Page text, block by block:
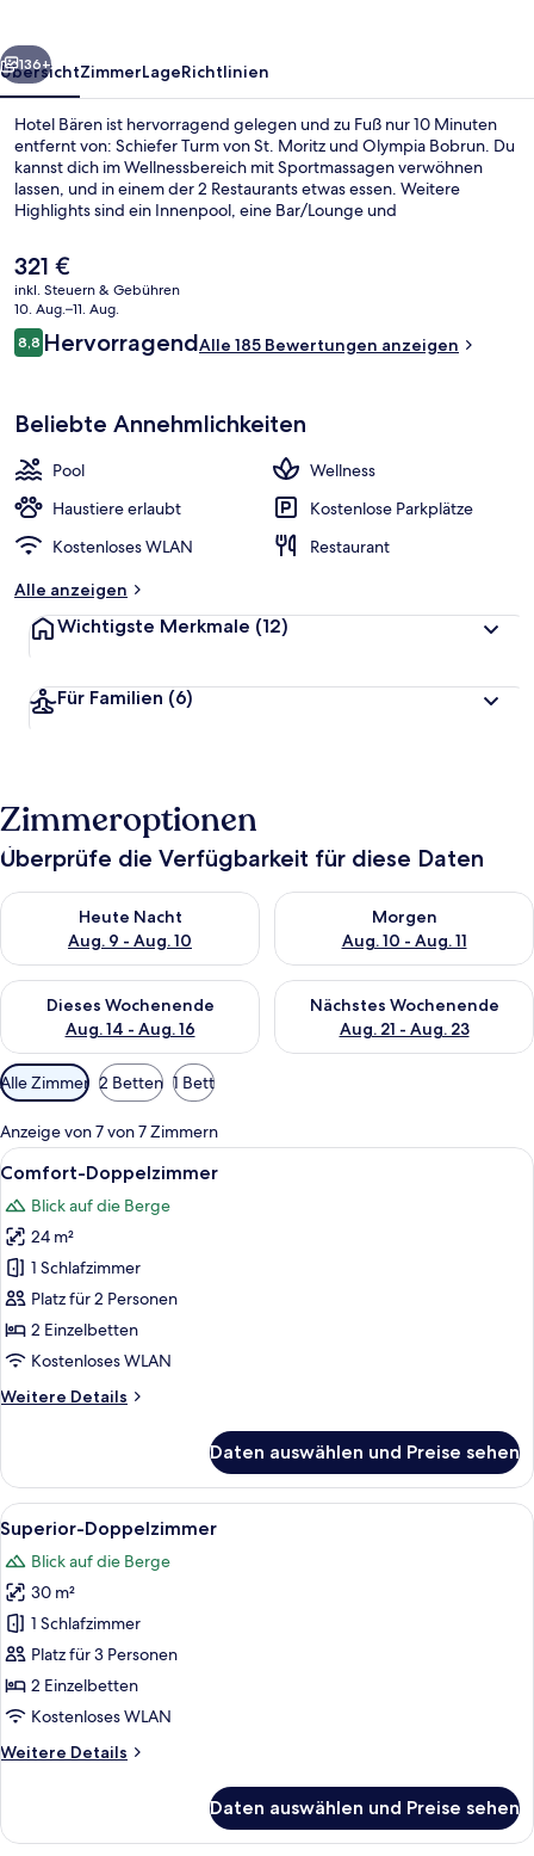
Weiter
136+
ÜbersichtZimmerLageRichtlinien
Hotel Bären ist hervorragend gelegen und zu Fuß nur 10 Minuten
entfernt von: Schiefer Turm von St. Moritz und Olympia Bobrun. Du
kannst dich im Wellnessbereich mit Sportmassagen verwöhnen
lassen, und in einem der 2 Restaurants etwas essen. Weitere
Highlights sind ein Innenpool, eine Bar/Lounge und
Der
aktuelle
Preis
beträgt
321 €.
321 €
inkl. Steuern & Gebühren
10. Aug.–11. Aug.
Bewertungen
8,88,8 von 10.
HervorragendAlle 185 Bewertungen anzeigen
Beliebte Annehmlichkeiten
Pool
Wellness
Haustiere erlaubt
Kostenlose Parkplätze
Kostenloses WLAN
Restaurant
Alle anzeigen
Wichtigste Merkmale (12)
Für Familien (6)
Zimmeroptionen
Überprüfe die Verfügbarkeit für diese Daten
Heute Nacht
Aug. 9 - Aug. 10
Überprüfe die Verfügbarkeit für heute Nacht, Aug. 9 - Aug.
Morgen
Aug. 10 - Aug. 11
Überprüfe die Verfügbarkeit
Dieses Wochenende
Aug. 14 - Aug. 16
Überprüfe die Verfügbarkeit für dieses Wochenende, Aug. 14
Nächstes Wochenende
Aug. 21 - Aug. 23
Überprüfe die Verfügbarkeit
Verfügbare
Filter
für
Zimmer
Alle Zimmer 2 Betten 1 Bett
Anzeige von 7 von 7 Zimmern
Alle
Fotos
für
Comfort-
Doppelzimmer
anzeigen
Comfort-Doppelzimmer | Minibar,
13
Comfort-Doppelzimmer
Blick auf die Berge
24 m²
1 Schlafzimmer
Platz für 2 Personen
2 Einzelbetten
Kostenloses WLAN
Weitere Details
Weitere
Doppelzimmer
Daten auswählen und Preise sehen
Alle
Fotos
für
Superior-
Doppelzimmer
anzeigen
Superior-Doppelzimmer | Minibar,
16
Superior-Doppelzimmer
Blick auf die Berge
30 m²
1 Schlafzimmer
Platz für 3 Personen
2 Einzelbetten
Kostenloses WLAN
Weitere Details
Weitere
Doppelzimmer
Daten auswählen und Preise sehen